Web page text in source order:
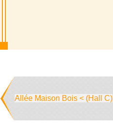
Allée Maison Bois < (Hall C)